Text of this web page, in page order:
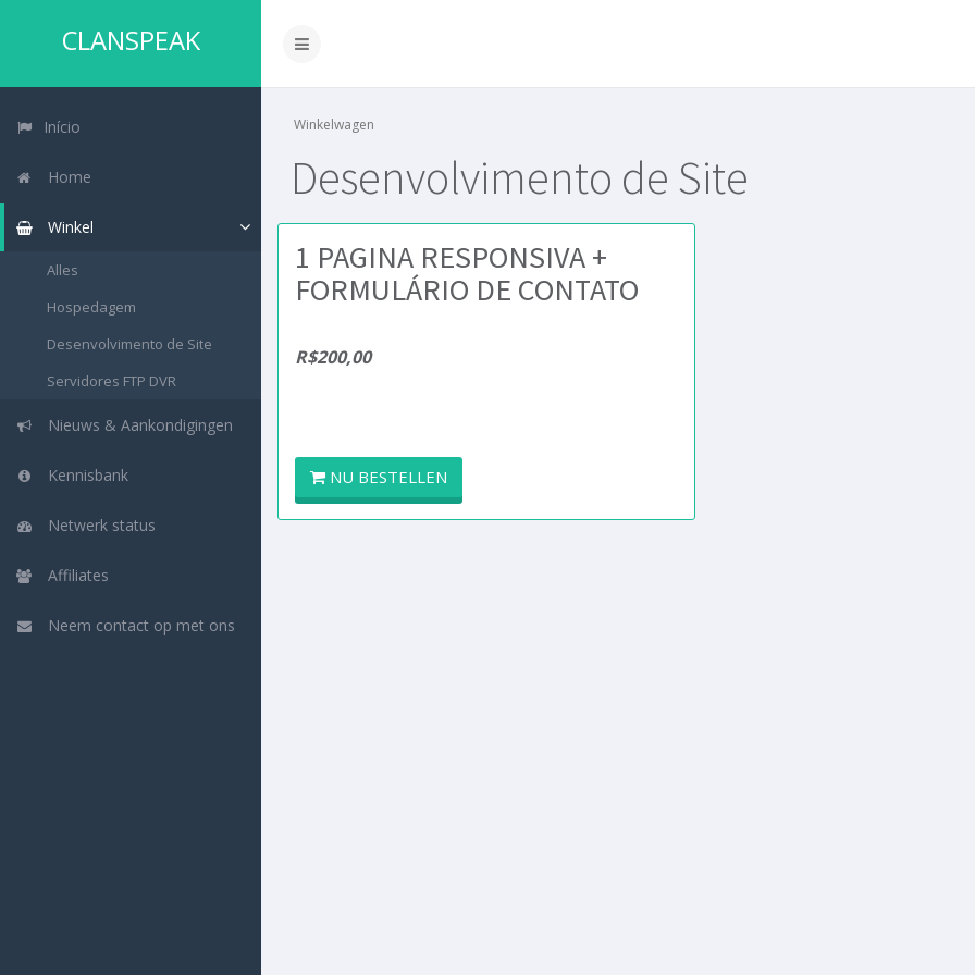
CLANSPEAK
Início
Home
Winkel
Alles
Hospedagem
Desenvolvimento de Site
Servidores FTP DVR
Nieuws & Aankondigingen
Kennisbank
Netwerk status
Affiliates
Neem contact op met ons
Winkelwagen
Desenvolvimento de Site
1 PAGINA RESPONSIVA +
FORMULÁRIO DE CONTATO
R$200,00
NU BESTELLEN